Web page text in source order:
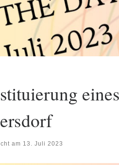
am 13. Juli 2023